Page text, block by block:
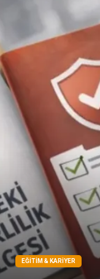
Pet Malzemeleri
EĞITIM & KARIYER